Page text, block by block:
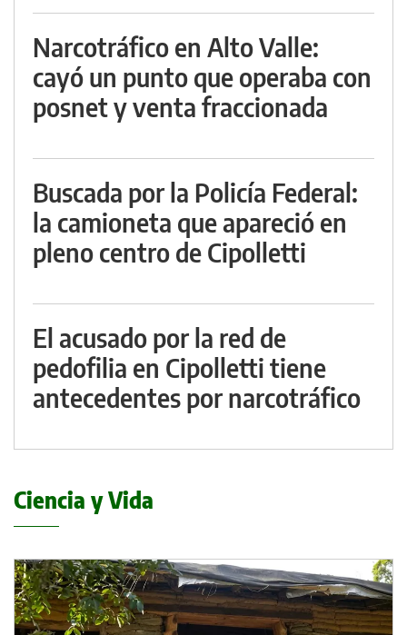
Narcotráfico en Alto Valle:
cayó un punto que operaba con
posnet y venta fraccionada
Buscada por la Policía Federal:
la camioneta que apareció en
pleno centro de Cipolletti
El acusado por la red de
pedofilia en Cipolletti tiene
antecedentes por narcotráfico
Ciencia y Vida